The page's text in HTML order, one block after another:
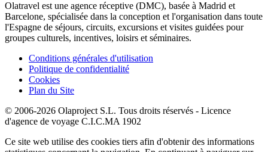
Olatravel est une agence réceptive (DMC), basée à Madrid et
Barcelone, spécialisée dans la conception et l'organisation dans toute
l'Espagne de séjours, circuits, excursions et visites guidées pour
groupes culturels, incentives, loisirs et séminaires.
Conditions générales d'utilisation
Politique de confidentialité
Cookies
Plan du Site
© 2006-2026 Olaproject S.L. Tous droits réservés - Licence
d'agence de voyage C.I.C.MA 1902
Ce site web utilise des cookies tiers afin d'obtenir des informations